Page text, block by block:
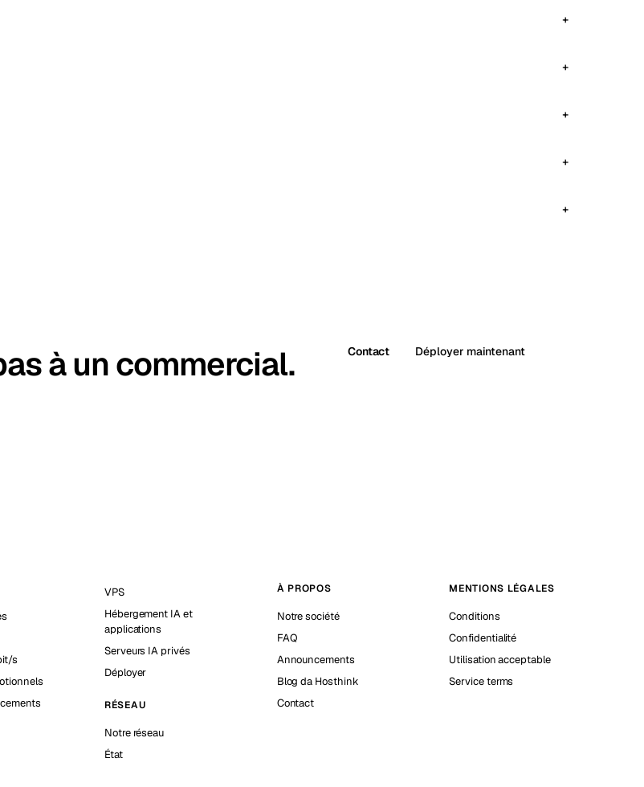
à un commercial. Contact Déployer maintenant
s
VPS
Hébergement IA et
applications
Serveurs IA privés
Déployer
RÉSEAU
Notre réseau
État
À PROPOS
Notre société
FAQ
Announcements
Blog da Hosthink
Contact
MENTIONS LÉGALES
Conditions
Confidentialité
Utilisation acceptable
Service terms